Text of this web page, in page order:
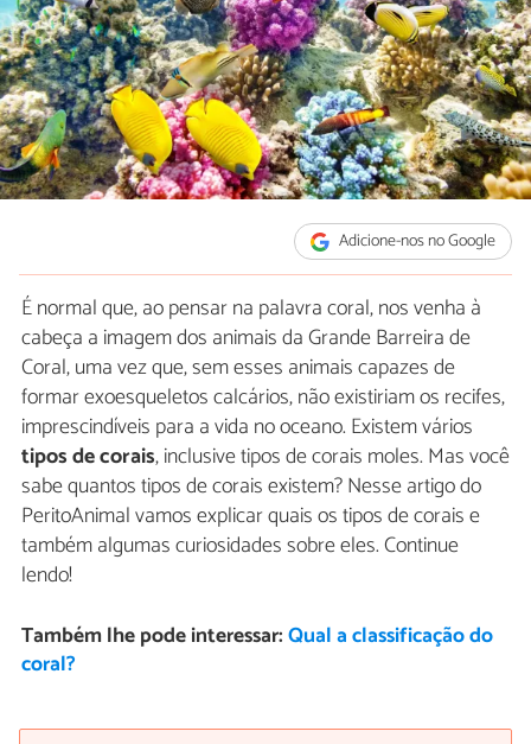
Adicione-nos no Google
É normal que, ao pensar na palavra coral, nos venha à
cabeça a imagem dos animais da Grande Barreira de
Coral, uma vez que, sem esses animais capazes de
formar exoesqueletos calcários, não existiriam os recifes,
imprescindíveis para a vida no oceano. Existem vários
tipos de corais, inclusive tipos de corais moles. Mas você
sabe quantos tipos de corais existem? Nesse artigo do
PeritoAnimal vamos explicar quais os tipos de corais e
também algumas curiosidades sobre eles. Continue
lendo!
Também lhe pode interessar:Qual a classificação do
coral?